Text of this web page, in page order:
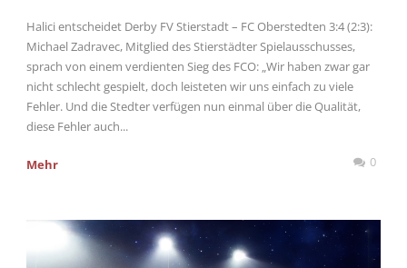
Halici entscheidet Derby FV Stierstadt – FC Oberstedten 3:4 (2:3):
Michael Zadravec, Mitglied des Stierstädter Spielausschusses,
sprach von einem verdienten Sieg des FCO: „Wir haben zwar gar
nicht schlecht gespielt, doch leisteten wir uns einfach zu viele
Fehler. Und die Stedter verfügen nun einmal über die Qualität,
diese Fehler auch...
Mehr 0